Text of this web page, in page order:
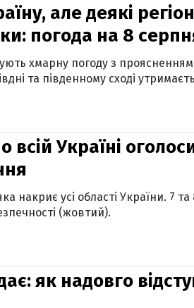
але деякі
погода на 8
хмарну погоду з
та південному сході
всій Україні
накриє усі області України. 7
(жовтий).
як надовго